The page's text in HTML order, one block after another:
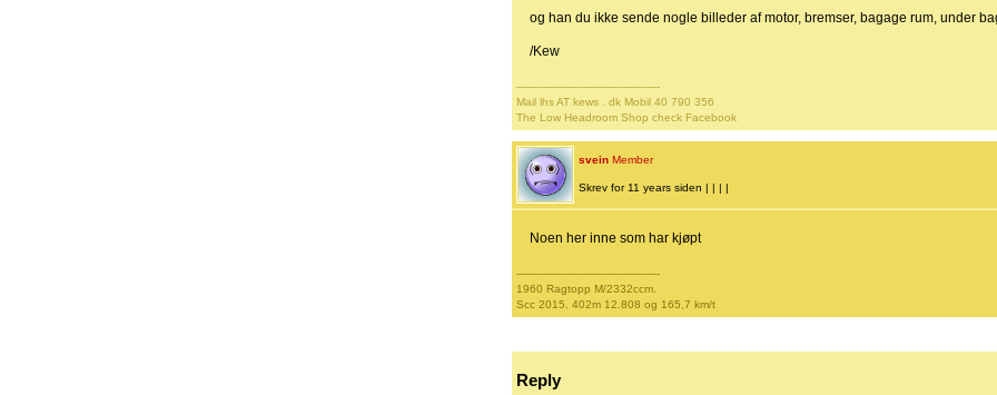
og han du ikke sende nogle billeder af motor, bremser, bagage rum, under
/Kew
-------------------------------------------
Mail lhs AT kews . dk Mobil 40 790 356
The Low Headroom Shop check Facebook
svein Member
Skrev for 11 years siden | | | |
Noen her inne som har kjøpt
-------------------------------------------
1960 Ragtopp M/2332ccm.
Scc 2015. 402m 12.808 og 165,7 km/t
Reply